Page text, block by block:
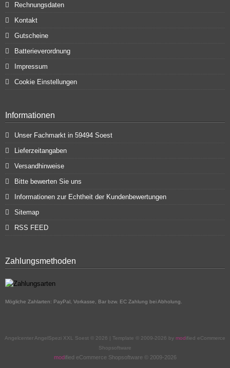
Rechnungsdaten
Kontakt
Gutscheine
Batterieverordnung
Impressum
Cookie Einstellungen
Informationen
Unser Fachmarkt in 59494 Soest
Lieferzeitangaben
Versandhinweise
Bitte bewerten Sie uns
Informationen zur Echtheit der Kundenbewertungen
Sitemap
RSS FEED
Zahlungsmethoden
Mögliche Zahlarten: PayPal, Vorkasse, Bar bzw. EC Zahlung bei Abholung.
Angelcenter AngelSpezi XXL Soest © 2026 | Template © 2009-2026 by mod ified eCommerce
Shopsoftware
modified eCommerce Shopsoftware © 2009-2026